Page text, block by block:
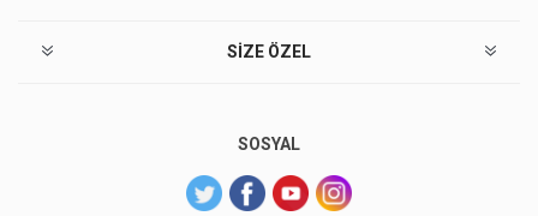
SIZE ÖZEL
SOSYAL